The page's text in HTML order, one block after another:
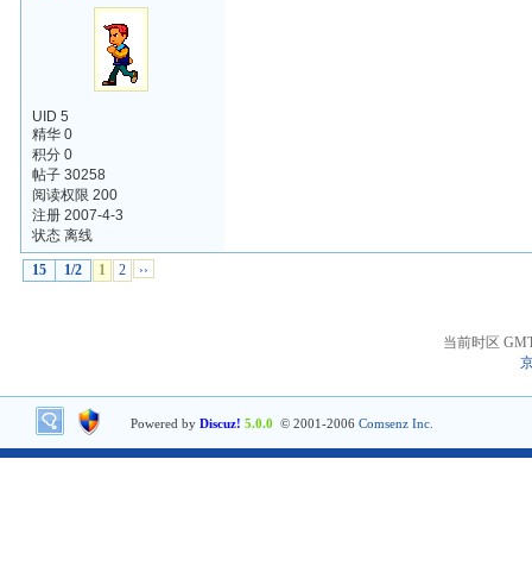
UID 5
精华 0
积分 0
帖子 30258
阅读权限 200
注册 2007-4-3
状态 离线
15 1/2 1 2 ››
当前时区
Powered by Discuz! 5.0.0 © 2001-2006 Comsenz Inc.